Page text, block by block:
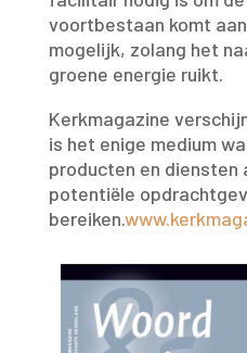
voortbestaan komt
mogelijk, zolang het
groene energie ruikt.
Kerkmagazine
is het enige medium
producten en diensten
potentiële
bereiken.